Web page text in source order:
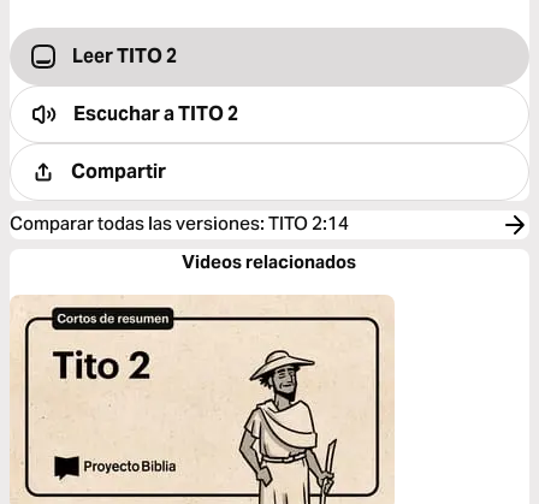
Leer TITO 2
Escuchar aTITO 2
Compartir
Comparar todas las versiones: TITO 2:14
Videos relacionados